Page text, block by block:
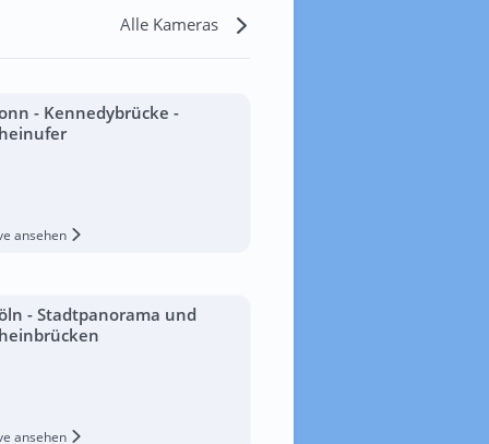
Alle Kameras
- Kennedybrücke -
ansehen
- Stadtpanorama und
ansehen